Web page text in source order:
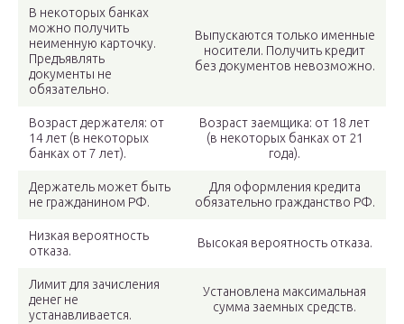
В некоторых банках
можно получить
неименную карточку.
Предъявлять
документы не
обязательно.
Выпускаются только именные
носители. Получить кредит
без документов невозможно.
Возраст держателя: от
14 лет (в некоторых
банках от 7 лет).
Возраст заемщика: от 18 лет
(в некоторых банках от 21
года).
Держатель может быть
не гражданином РФ.
Для оформления кредита
обязательно гражданство РФ.
Низкая вероятность
отказа.
Высокая вероятность отказа.
Лимит для зачисления
денег не
устанавливается.
Установлена максимальная
сумма заемных средств.